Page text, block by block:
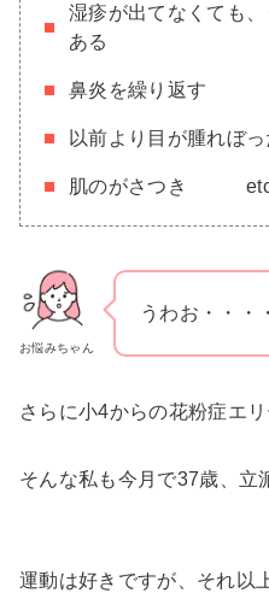
湿疹が出てなくても
ある
鼻炎を繰り返す
以前より目が腫れぼ
肌のがさつき
お悩みちゃん
うわお・・・・
さらに小4からの花粉症エリ
そんな私も今月で37歳、立
運動は好きですが、それ以